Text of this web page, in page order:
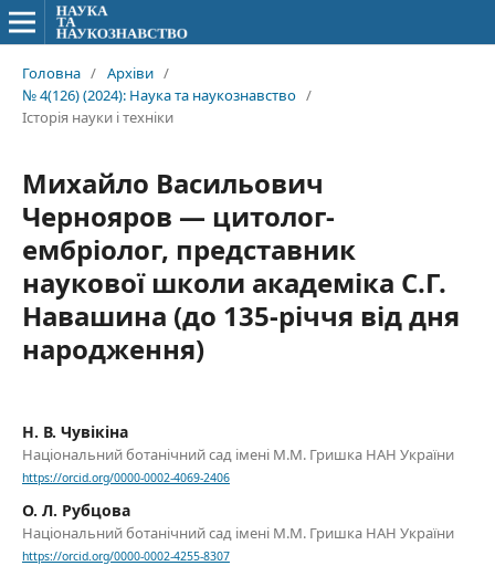
Головна / Архіви /
№ 4(126) (2024): Наука та наукознавство /
Історія науки і техніки
Михайло Васильович
Чернояров — цитолог-
ембріолог, представник
наукової школи академіка С.Г.
Навашина (до 135-річчя від дня
народження)
Н. В. Чувікіна
Національний ботанічний сад імені М.М. Гришка НАН України
https://orcid.org/0000-0002-4069-2406
О. Л. Рубцова
Національний ботанічний сад імені М.М. Гришка НАН України
https://orcid.org/0000-0002-4255-8307